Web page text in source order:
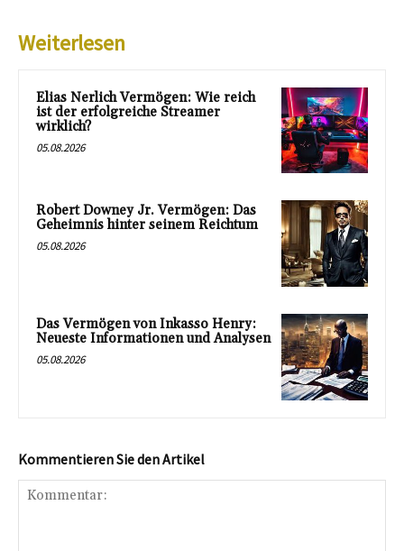
Weiterlesen
Elias Nerlich Vermögen: Wie reich
ist der erfolgreiche Streamer
wirklich?
05.08.2026
Robert Downey Jr. Vermögen: Das
Geheimnis hinter seinem Reichtum
05.08.2026
Das Vermögen von Inkasso Henry:
Neueste Informationen und Analysen
05.08.2026
Kommentieren Sie den Artikel